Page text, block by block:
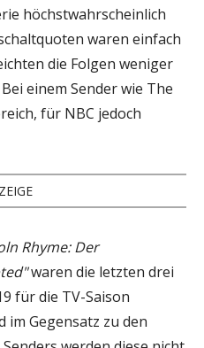
höchstwahrscheinlich
waren einfach
die Folgen weniger
einem Sender wie The
für NBC jedoch
Rhyme: Der
waren die letzten drei
für die TV-Saison
im Gegensatz zu den